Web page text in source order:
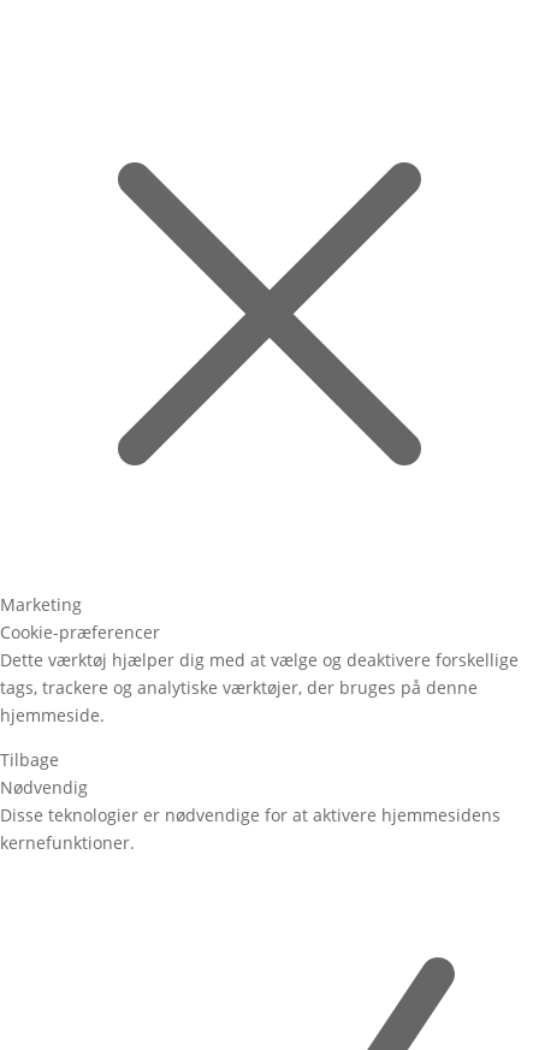
Marketing
Cookie-præferencer
Dette værktøj hjælper dig med at vælge og deaktivere forskellige
tags, trackere og analytiske værktøjer, der bruges på denne
hjemmeside.
Tilbage
Nødvendig
Disse teknologier er nødvendige for at aktivere hjemmesidens
kernefunktioner.